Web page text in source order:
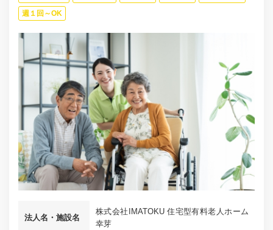
週１回～OK
法人名・施設名
株式会社IMATOKU 住宅型有料老人ホーム
幸芽